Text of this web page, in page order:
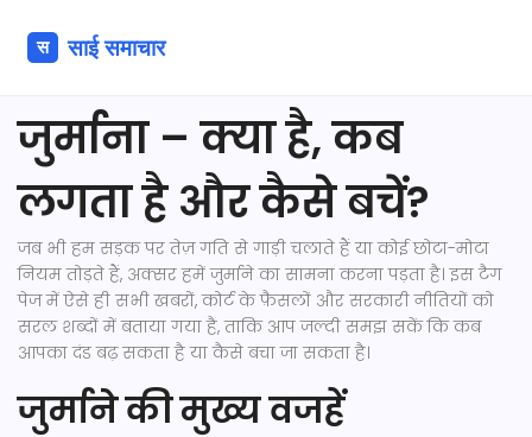
जुर्माना – क्या है, कब
लगता है और कैसे बचें?
जब भी हम सड़क पर तेज़ गति से गाड़ी चलाते हैं या कोई छोटा-मोटा
नियम तोड़ते हैं, अक्सर हमें जुर्माने का सामना करना पड़ता है। इस टैग
पेज में ऐसे ही सभी खबरों, कोर्ट के फ़ैसलों और सरकारी नीतियों को
सरल शब्दों में बताया गया है, ताकि आप जल्दी समझ सकें कि कब
आपका दंड बढ़ सकता है या कैसे बचा जा सकता है।
जुर्माने की मुख्य वजहें